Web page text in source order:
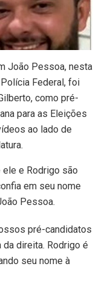
João Pessoa, nesta
Federal, foi
como pré-
para as Eleições
ao lado de
ele e Rodrigo são
em seu nome
Pessoa.
pré-candidatos
da direita. Rodrigo é
seu nome à